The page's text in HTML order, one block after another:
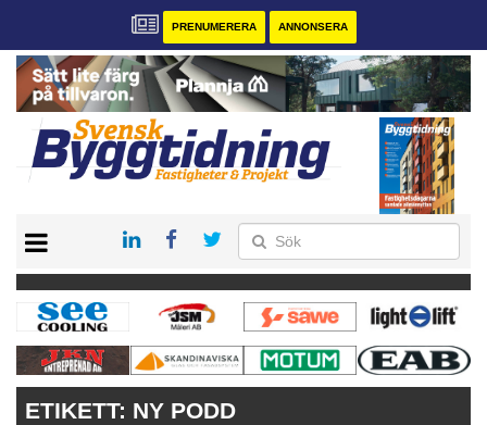
PRENUMERERA ANNONSERA
PRENUMERERA
VÅRA ANDRA MAGASIN
ANNONSERA
KONTAKT
ETIKETT: NY PODD